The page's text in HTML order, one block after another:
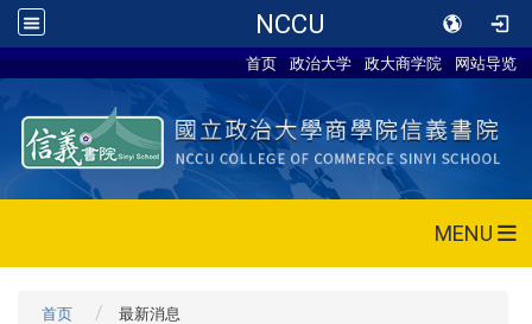
NCCU
首页 政治大学 政大商学院 网站导览
MENU
首页 最新消息